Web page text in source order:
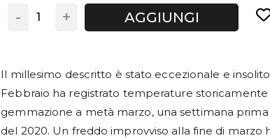
- + AGGIUNGI
Il millesimo descritto è stato eccezionale e
Febbraio ha registrato temperature
gemmazione a metà marzo, una settimana
del 2020. Un freddo improvviso alla fine di marzo